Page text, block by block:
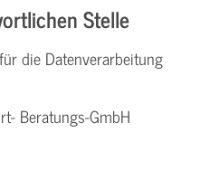
Stelle
die Datenverarbeitung
Beratungs-GmbH